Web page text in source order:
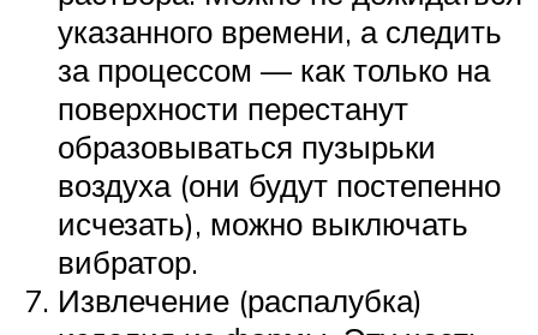
указанного времени, а следить
за процессом — как только на
поверхности перестанут
образовываться пузырьки
воздуха (они будут постепенно
исчезать), можно выключать
вибратор.
Извлечение (распалубка)